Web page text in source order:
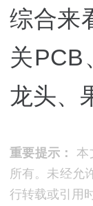
综合来
关PCB
龙头、
重要提示：
本
所有。未经允
行转载或引用